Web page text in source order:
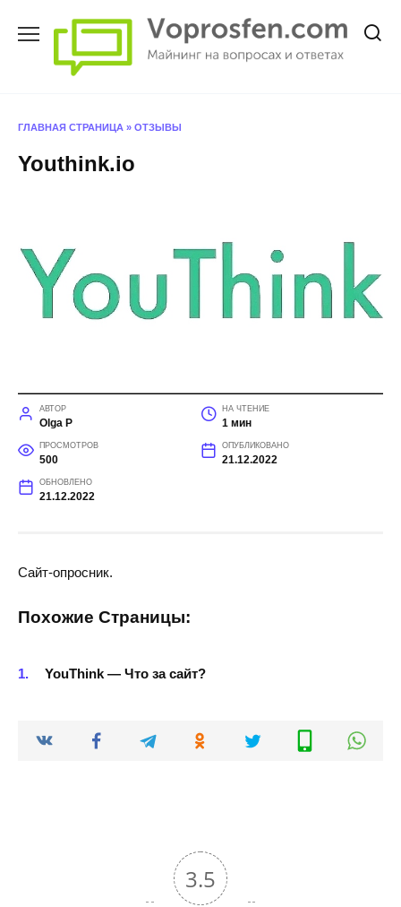
ГЛАВНАЯ СТРАНИЦА » ОТЗЫВЫ
Youthink.io
АВТОР
Olga P
НА ЧТЕНИЕ
1 мин
ПРОСМОТРОВ
500
ОПУБЛИКОВАНО
21.12.2022
ОБНОВЛЕНО
21.12.2022
Сайт-опросник.
Похожие Страницы:
YouThink — Что за сайт?
3.5